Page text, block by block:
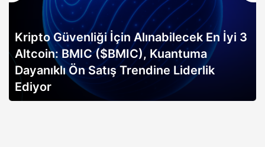
Kripto Güvenliği İçin Alınabilecek En İyi 3
Altcoin: BMIC ($BMIC), Kuantuma
Dayanıklı Ön Satış Trendine Liderlik
Ediyor